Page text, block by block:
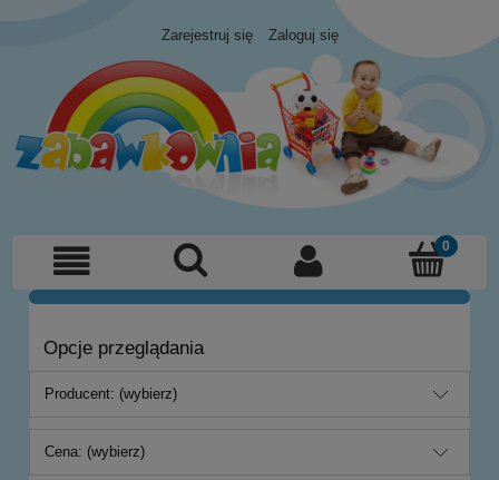
Zarejestruj się Zaloguj się
Opcje przeglądania
Producent: (wybierz)
Cena: (wybierz)